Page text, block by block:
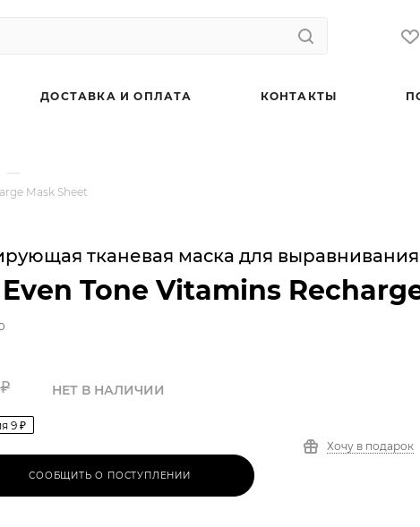
ДОСТАВКА И ОПЛАТА КОНТАКТЫ
—
Mask Sheet
тканевая маска для
Even Tone Vitamins
9 ₽
НЕТ В НАЛИЧИИ
СООБЩИТЬ О ПОСТУПЛЕНИИ
Хочу в подарок